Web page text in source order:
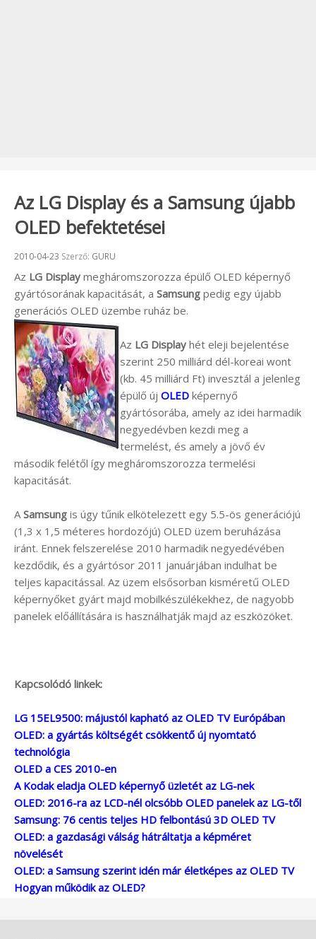
Az LG Display és a Samsung újabb
OLED befektetései
Beküldve:
2010-04-23 Szerző: GURU
Az LG Display megháromszorozza épülő OLED képernyő
gyártósorának kapacitását, a Samsung pedig egy újabb
generációs OLED üzembe ruház be.
Az LG Display hét eleji bejelentése
szerint 250 milliárd dél-koreai wont
(kb. 45 milliárd Ft) invesztál a jelenleg
épülő új OLED képernyő
gyártósorába, amely az idei harmadik
negyedévben kezdi meg a
termelést, és amely a jövő év
második felétől így megháromszorozza termelési
kapacitását.
A Samsung is úgy tűnik elkötelezett egy 5.5-ös generációjú
(1,3 x 1,5 méteres hordozójú) OLED üzem beruházása
iránt. Ennek felszerelése 2010 harmadik negyedévében
kezdődik, és a gyártósor 2011 januárjában indulhat be
teljes kapacitással. Az üzem elsősorban kisméretű OLED
képernyőket gyárt majd mobilkészülékekhez, de nagyobb
panelek előállítására is használhatják majd az eszközöket.
Kapcsolódó linkek:
LG 15EL9500: májustól kapható az OLED TV Európában
OLED: a gyártás költségét csökkentő új nyomtató
technológia
OLED a CES 2010-en
A Kodak eladja OLED képernyő üzletét az LG-nek
OLED: 2016-ra az LCD-nél olcsóbb OLED panelek az LG-től
Samsung: 76 centis teljes HD felbontású 3D OLED TV
OLED: a gazdasági válság hátráltatja a képméret
növelését
OLED: a Samsung szerint idén már életképes az OLED TV
Hogyan működik az OLED?